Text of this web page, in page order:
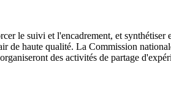
le suivi et l'encadrement, et synthétiser
de haute qualité. La Commission
des activités de partage